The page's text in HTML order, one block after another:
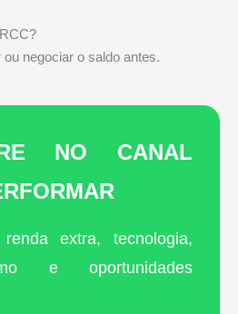
negociar o saldo antes.
NO CANAL
extra, tecnologia,
e oportunidades